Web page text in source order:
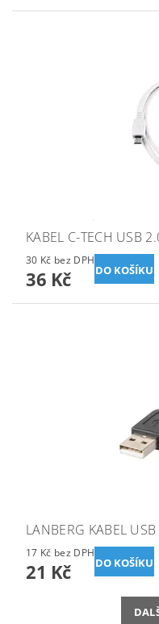
KABEL C-TECH USB
30 Kč bez DPH
36 Kč
LANBERG KABEL
17 Kč bez DPH
21 Kč